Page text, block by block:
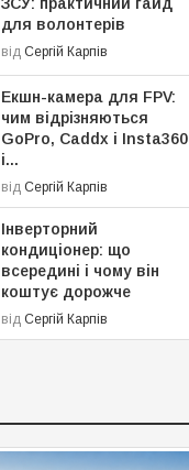
для волонтерів
від Сергій Карпів
Екшн-камера для FPV:
чим відрізняються
GoPro, Caddx і Insta360
і...
від Сергій Карпів
Інверторний
кондиціонер: що
всередині і чому він
коштує дорожче
від Сергій Карпів